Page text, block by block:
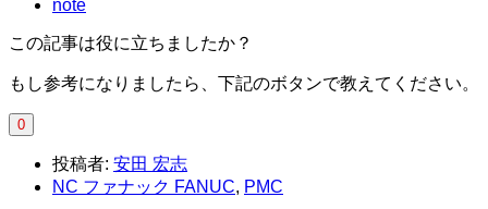
note
この記事は役に立ちましたか？
もし参考になりましたら、下記のボタンで教えてください。
0
投稿者: 安田 宏志
NC ファナック FANUC, PMC